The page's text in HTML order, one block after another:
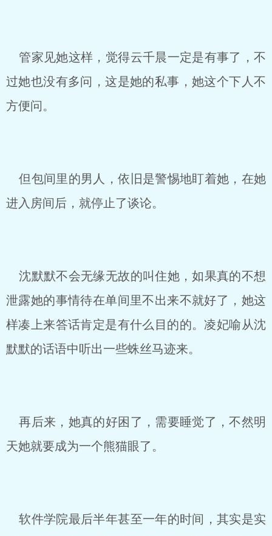
管家见她这样，觉得云千晨一定是有事了，不
过她也没有多问，这是她的私事，她这个下人不
方便问。
但包间里的男人，依旧是警惕地盯着她，在她
进入房间后，就停止了谈论。
沈默默不会无缘无故的叫住她，如果真的不想
泄露她的事情待在单间里不出来不就好了，她这
样凑上来答话肯定是有什么目的的。凌妃喻从沈
默默的话语中听出一些蛛丝马迹来。
再后来，她真的好困了，需要睡觉了，不然明
天她就要成为一个熊猫眼了。
软件学院最后半年甚至一年的时间，其实是实